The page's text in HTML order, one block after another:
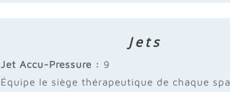
Jets
Jet Accu-Pressure : 9
Équipe le siège thérapeutique de chaque spa